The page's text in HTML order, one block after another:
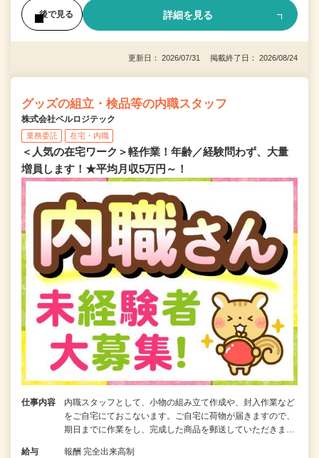
後で見る 詳細を見る
更新日： 2026/07/31 掲載終了日： 2026/08/24
グッズの組立・検品等の内職スタッフ
株式会社ベルロジテック
業務委託 在宅・内職
＜人気の在宅ワーク＞軽作業！年齢／経験問わず、大量
増員します！★平均月収5万円～！
仕事内容
内職スタッフとして、小物の組み立て作成や、封入作業など
をご自宅にておこないます。ご自宅に荷物が届きますので、
期日までに作業をし、完成した商品を郵送していただきま…
給与 報酬 完全出来高制